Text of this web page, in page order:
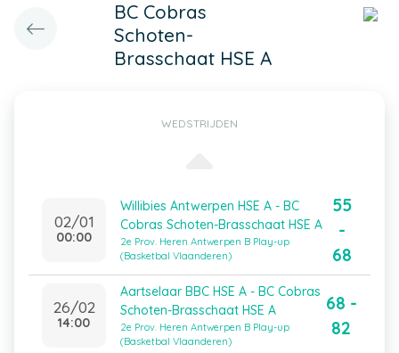
BC Cobras
Schoten-
Brasschaat HSE A
WEDSTRIJDEN
02/01
00:00
Willibies Antwerpen HSE A - BC
Cobras Schoten-Brasschaat HSE A
2e Prov. Heren Antwerpen B Play-up
(Basketbal Vlaanderen)
55
-
68
26/02
14:00
Aartselaar BBC HSE A - BC Cobras
Schoten-Brasschaat HSE A
2e Prov. Heren Antwerpen B Play-up
(Basketbal Vlaanderen)
68 -
82